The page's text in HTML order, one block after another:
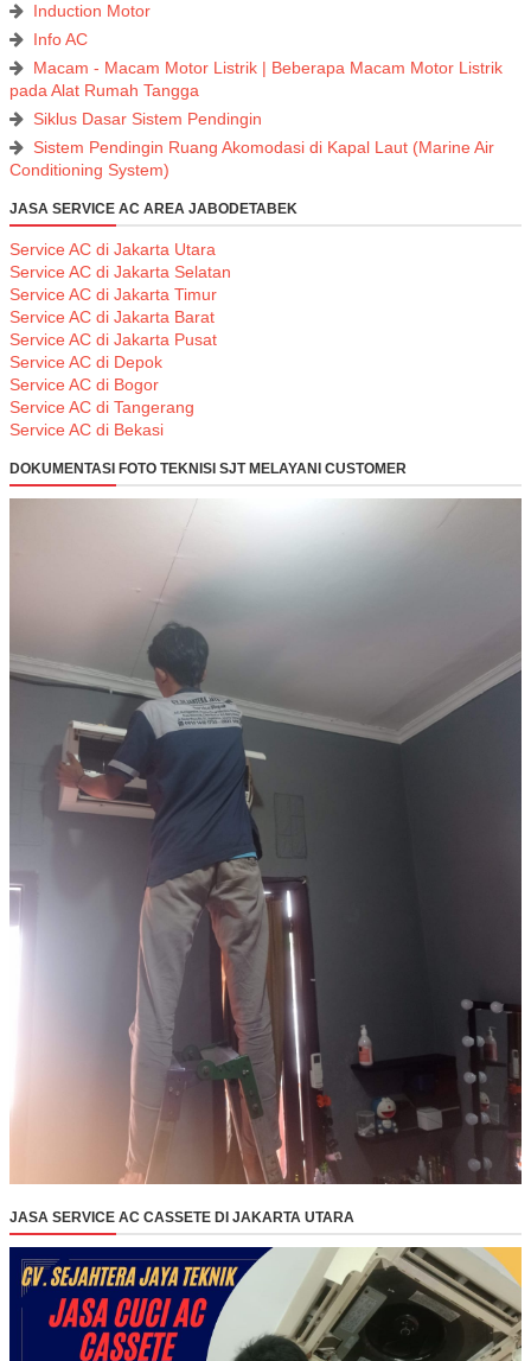
Induction Motor
Info AC
Macam - Macam Motor Listrik | Beberapa Macam Motor Listrik
pada Alat Rumah Tangga
Siklus Dasar Sistem Pendingin
Sistem Pendingin Ruang Akomodasi di Kapal Laut (Marine Air
Conditioning System)
JASA SERVICE AC AREA JABODETABEK
Service AC di Jakarta Utara
Service AC di Jakarta Selatan
Service AC di Jakarta Timur
Service AC di Jakarta Barat
Service AC di Jakarta Pusat
Service AC di Depok
Service AC di Bogor
Service AC di Tangerang
Service AC di Bekasi
DOKUMENTASI FOTO TEKNISI SJT MELAYANI CUSTOMER
JASA SERVICE AC CASSETE DI JAKARTA UTARA